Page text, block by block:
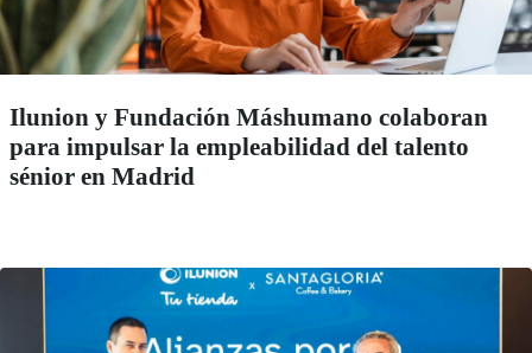
Ilunion y Fundación Máshumano colaboran
para impulsar la empleabilidad del talento
sénior en Madrid